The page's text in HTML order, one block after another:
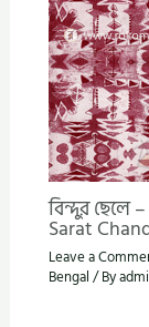
বিন্দুর ছেলে
Sarat
Leave a
Bengal / By